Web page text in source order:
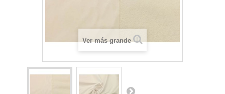
Ver más grande